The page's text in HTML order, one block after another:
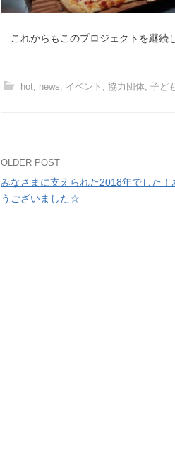
これからもこのプロジェクトを継続
hot news イベント 協力団体 子ど
Post
navigation
OLDER POST
みなさまに支えられた2018年でした！
うございました☆